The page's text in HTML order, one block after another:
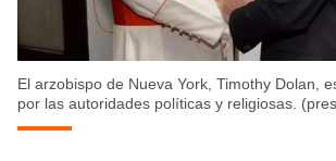
El arzobispo de Nueva York, Timothy Dolan,
por las autoridades políticas y religiosas.